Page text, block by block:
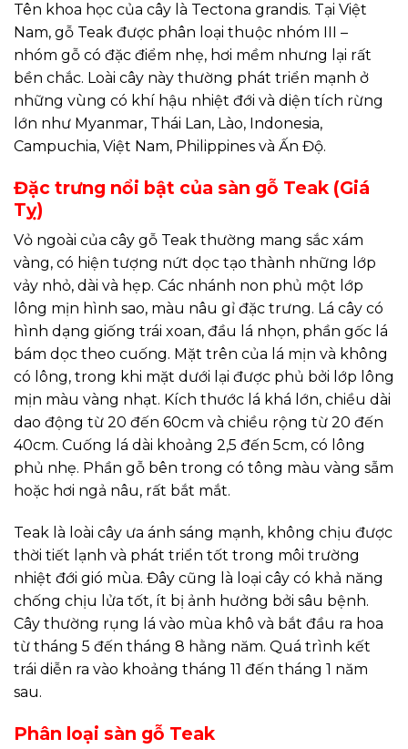
Tên khoa học của cây là Tectona grandis. Tại Việt
Nam, gỗ Teak được phân loại thuộc nhóm III –
nhóm gỗ có đặc điểm nhẹ, hơi mềm nhưng lại rất
bền chắc. Loài cây này thường phát triển mạnh ở
những vùng có khí hậu nhiệt đới và diện tích rừng
lớn như Myanmar, Thái Lan, Lào, Indonesia,
Campuchia, Việt Nam, Philippines và Ấn Độ.
Đặc trưng nổi bật của sàn gỗ Teak (Giá
Tỵ)
Vỏ ngoài của cây gỗ Teak thường mang sắc xám
vàng, có hiện tượng nứt dọc tạo thành những lớp
vảy nhỏ, dài và hẹp. Các nhánh non phủ một lớp
lông mịn hình sao, màu nâu gỉ đặc trưng. Lá cây có
hình dạng giống trái xoan, đầu lá nhọn, phần gốc lá
bám dọc theo cuống. Mặt trên của lá mịn và không
có lông, trong khi mặt dưới lại được phủ bởi lớp lông
mịn màu vàng nhạt. Kích thước lá khá lớn, chiều dài
dao động từ 20 đến 60cm và chiều rộng từ 20 đến
40cm. Cuống lá dài khoảng 2,5 đến 5cm, có lông
phủ nhẹ. Phần gỗ bên trong có tông màu vàng sẫm
hoặc hơi ngả nâu, rất bắt mắt.
Teak là loài cây ưa ánh sáng mạnh, không chịu được
thời tiết lạnh và phát triển tốt trong môi trường
nhiệt đới gió mùa. Đây cũng là loại cây có khả năng
chống chịu lửa tốt, ít bị ảnh hưởng bởi sâu bệnh.
Cây thường rụng lá vào mùa khô và bắt đầu ra hoa
từ tháng 5 đến tháng 8 hằng năm. Quá trình kết
trái diễn ra vào khoảng tháng 11 đến tháng 1 năm
sau.
Phân loại sàn gỗ Teak